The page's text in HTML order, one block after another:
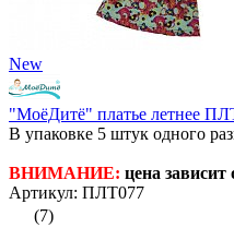
New
"МоёДитё" платье летнее
В упаковке 5 штук одного
ВНИМАНИЕ: цена зависит
Артикул: ПЛТ077
(7)